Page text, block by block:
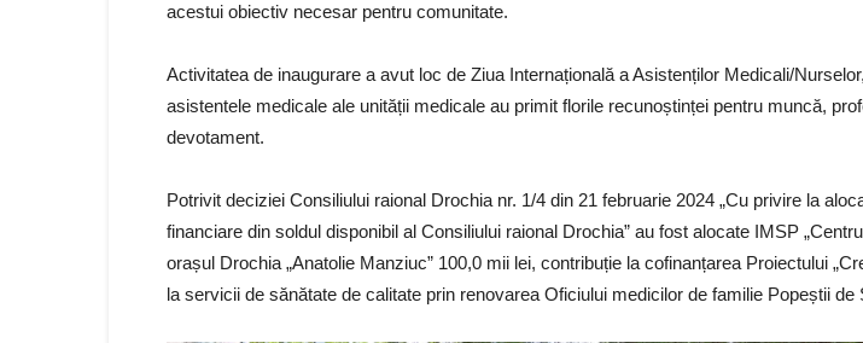
acestui obiectiv necesar pentru comunitate.
Activitatea de inaugurare a avut loc de Ziua Internațională a Asistenților Medicali/
asistentele medicale ale unității medicale au primit florile recunoștinței pentru muncă,
devotament.
Potrivit deciziei Consiliului raional Drochia nr. 1/4 din 21 februarie 2024 „Cu privire la
financiare din soldul disponibil al Consiliului raional Drochia” au fost alocate IMSP
orașul Drochia „Anatolie Manziuc” 100,0 mii lei, contribuție la cofinanțarea Proiectului
la servicii de sănătate de calitate prin renovarea Oficiului medicilor de familie Popeștii de